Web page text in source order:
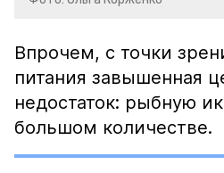
Впрочем, с точки
питания завышенная
недостаток: рыбную
большом количестве.